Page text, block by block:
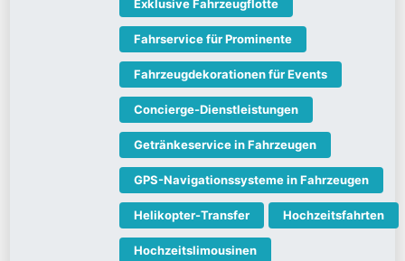
Exklusive Fahrzeugflotte
Fahrservice für Prominente
Fahrzeugdekorationen für Events
Concierge-Dienstleistungen
Getränkeservice in Fahrzeugen
GPS-Navigationssysteme in Fahrzeugen
Helikopter-Transfer Hochzeitsfahrten
Hochzeitslimousinen